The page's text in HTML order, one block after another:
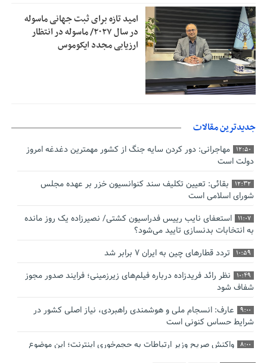
امید تازه برای ثبت جهانی ماسوله
در سال ۲۰۲۷/ ماسوله در انتظار
ارزیابی مجدد ایکوموس
جدیدترین مقالات
12:50
مهاجرانی: دور کردن سایه جنگ از کشور مهمترین دغدغه امروز
دولت است
12:32
بقائی: تعیین تکلیف سند کنوانسیون خزر بر عهده مجلس
شورای اسلامی است
11:07
استعفای نایب رییس فدراسیون کشتی/ نصیرزاده یک روز مانده
به انتخابات بدنسازی تایید می‌شود؟
10:59 تردد قطارهای چین به ایران ۷ برابر شد
10:49
نظر رائد فریدزاده درباره فیلم‌های زیرزمینی؛ فرایند صدور مجوز
شفاف شود
9:00
عارف: انسجام ملی و هوشمندی راهبردی، نیاز اصلی کشور در
شرایط حساس کنونی است
8:00
واکنش صریح وزیر ارتباطات به حجم‌خوری اینترنت؛ این موضوع